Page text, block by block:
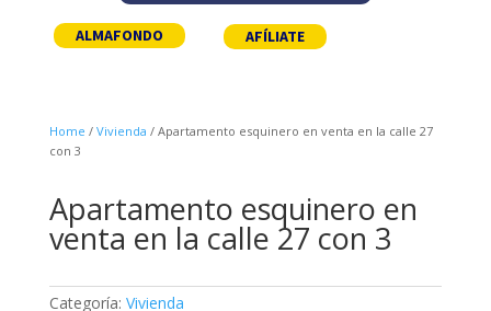
AFÍLIATE
ALMAFONDO
Home / Vivienda / Apartamento esquinero en venta en la calle 27
con 3
Apartamento esquinero en
venta en la calle 27 con 3
Categoría: Vivienda